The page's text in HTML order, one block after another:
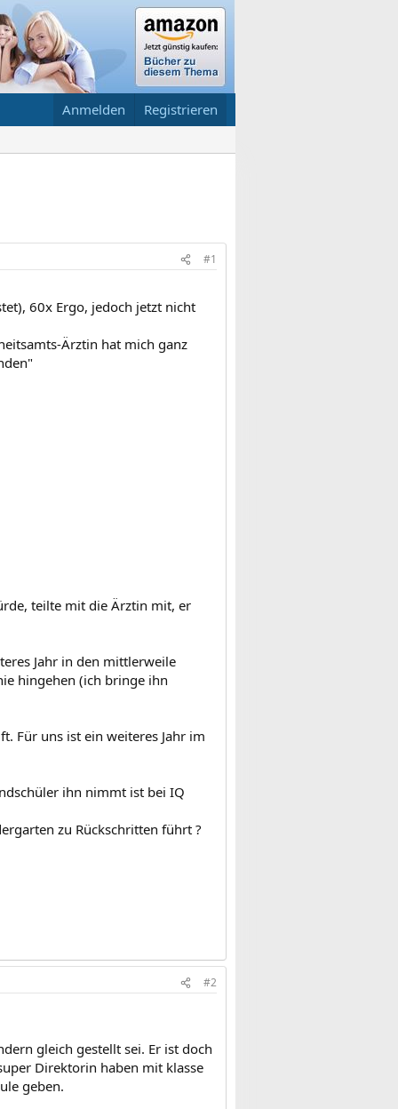
Anmelden Registrieren
#1
60x Ergo, jedoch jetzt nicht
Ärztin hat mich ganz
teilte mit die Ärztin mit, er
Jahr in den mittlerweile
hingehen (ich bringe ihn
Für uns ist ein weiteres Jahr im
ihn nimmt ist bei IQ
zu Rückschritten führt ?
#2
gleich gestellt sei. Er ist doch
Direktorin haben mit klasse
geben.